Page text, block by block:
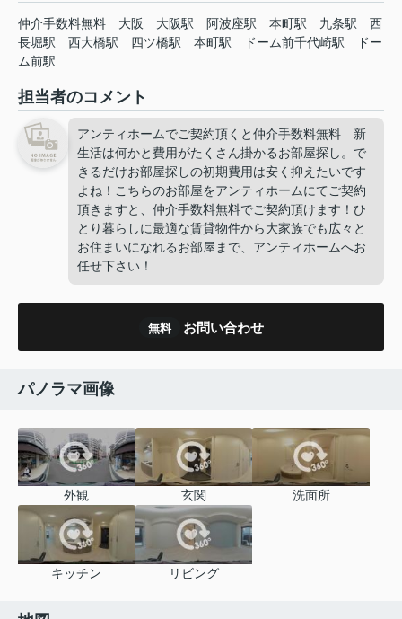
仲介手数料無料 大阪 大阪駅 阿波座駅 本町駅 九条駅
西
長堀駅
西大橋駅 四ツ橋駅 本町駅 ドーム前千代崎駅
ドー
ム前駅
担当者のコメント
アンティホームでご契約頂くと仲介手数料無料 新
生活は何かと費用がたくさん掛かるお部屋探し。で
きるだけお部屋探しの初期費用は安く抑えたいです
よね！こちらのお部屋をアンティホームにてご契約
頂きますと、仲介手数料無料でご契約頂けます！ひ
とり暮らしに最適な賃貸物件から大家族でも広々と
お住まいになれるお部屋まで、アンティホームへお
任せ下さい！
無料 お問い合わせ
パノラマ画像
外観 玄関 洗面所
キッチン リビング